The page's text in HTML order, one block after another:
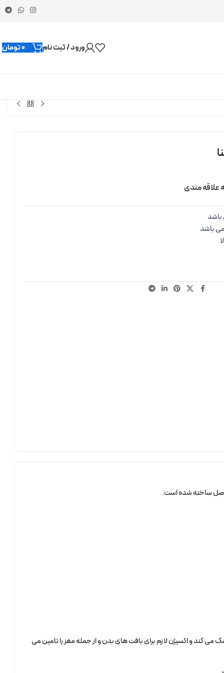
ورود / ثبت نام 0تومان
علاقه مندی
باشد
اصل ساخته شده است.
کند و اکسیژن لازم برای بافت های بدن و از جمله مغز را تامین می